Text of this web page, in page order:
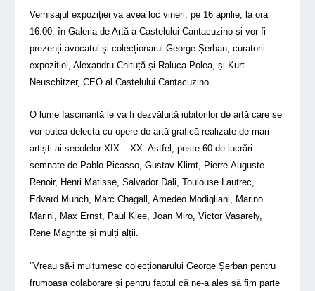
Vernisajul expoziției va avea loc vineri, pe 16 aprilie, la ora
16.00, în Galeria de Artă a Castelului Cantacuzino și vor fi
prezenți avocatul și colecționarul George Șerban, curatorii
expoziției, Alexandru Chituță și Raluca Polea, și Kurt
Neuschitzer, CEO al Castelului Cantacuzino.
O lume fascinantă le va fi dezvăluită iubitorilor de artă care se
vor putea delecta cu opere de artă grafică realizate de mari
artiști ai secolelor XIX – XX. Astfel, peste 60 de lucrări
semnate de Pablo Picasso, Gustav Klimt, Pierre-Auguste
Renoir, Henri Matisse, Salvador Dali, Toulouse Lautrec,
Edvard Munch, Marc Chagall, Amedeo Modigliani, Marino
Marini, Max Ernst, Paul Klee, Joan Miro, Victor Vasarely,
Rene Magritte și mulți alții.
“Vreau să-i mulțumesc colecționarului George Șerban pentru
frumoasa colaborare și pentru faptul că ne-a ales să fim parte